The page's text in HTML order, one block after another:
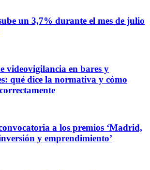
un 3,7% durante el mes de julio
videovigilancia en bares y
qué dice la normativa y cómo
a los premios ‘Madrid,
y emprendimiento’